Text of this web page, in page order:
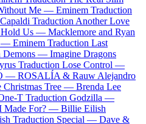
Me — Eminem Traduction
Traduction Another Love
Hold Us — Macklemore and Ryan
— Eminem Traduction Last
Demons — Imagine Dragons
Traduction Lose Control —
— ROSALÍA & Rauw Alejandro
Christmas Tree — Brenda Lee
T Traduction Godzilla —
Made For? — Billie Eilish
Traduction Special — Dave &